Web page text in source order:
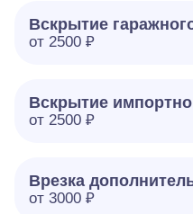
Вскрытие
от 2500 ₽
Вскрытие
от 2500 ₽
Врезка
от 3000 ₽